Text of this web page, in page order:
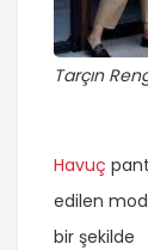
Tarçın
Havuç
edilen
bir şekilde